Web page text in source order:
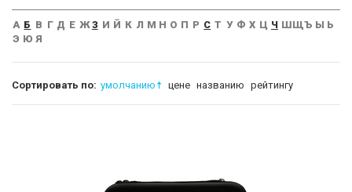
А Б В Г Д Е ЖЗ И Й К Л М Н О П Р С Т У Ф Х Ц Ч ШЩЪ Ы Ь
Э Ю Я
Сортировать по: умолчанию цене названию рейтингу